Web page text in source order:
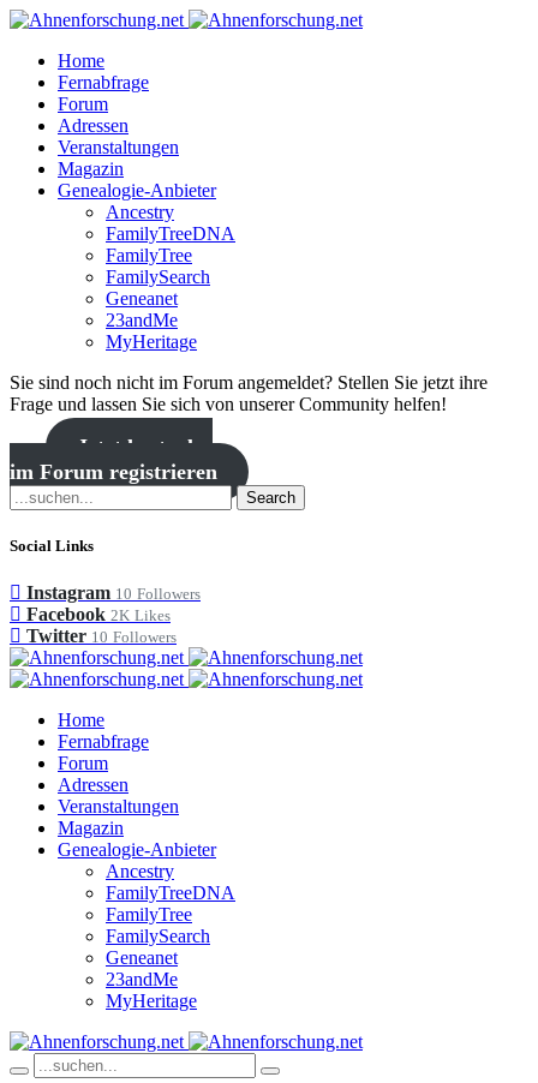
Home
Fernabfrage
Forum
Adressen
Veranstaltungen
Magazin
Genealogie-Anbieter
Ancestry
FamilyTreeDNA
FamilyTree
FamilySearch
Geneanet
23andMe
MyHeritage
Sie sind noch nicht im Forum angemeldet? Stellen Sie jetzt ihre
Frage und lassen Sie sich von unserer Community helfen!
Jetzt kostenlos
im Forum registrieren
Search
Social Links
Instagram 10 Followers
Facebook 2K Likes
Twitter 10 Followers
Home
Fernabfrage
Forum
Adressen
Veranstaltungen
Magazin
Genealogie-Anbieter
Ancestry
FamilyTreeDNA
FamilyTree
FamilySearch
Geneanet
23andMe
MyHeritage